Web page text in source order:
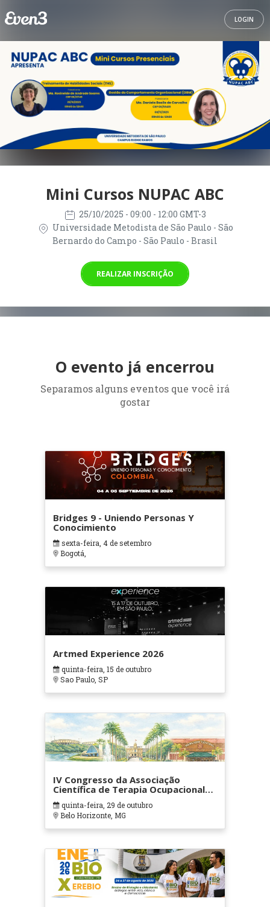
LOGIN
Mini Cursos NUPAC ABC
25/10/2025 - 09:00 - 12:00 GMT-3
Universidade Metodista de São Paulo - São
Bernardo do Campo - São Paulo - Brasil
REALIZAR INSCRIÇÃO
O evento já encerrou
Separamos alguns eventos que você irá
gostar
Bridges 9 - Uniendo Personas Y
Conocimiento
sexta-feira, 4 de setembro
Bogotá,
Artmed Experience 2026
quinta-feira, 15 de outubro
Sao Paulo, SP
IV Congresso da Associação
Científica de Terapia Ocupacional
em Contextos Hospitalares e
Cuidados Paliativos - ATOHOSP
quinta-feira, 29 de outubro
Belo Horizonte, MG